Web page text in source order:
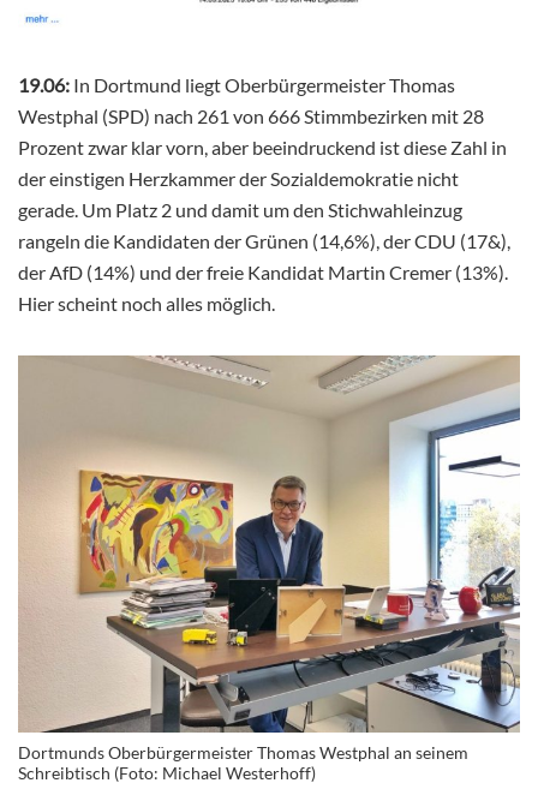
19.06: In Dortmund liegt Oberbürgermeister Thomas
Westphal (SPD) nach 261 von 666 Stimmbezirken mit 28
Prozent zwar klar vorn, aber beeindruckend ist diese Zahl in
der einstigen Herzkammer der Sozialdemokratie nicht
gerade. Um Platz 2 und damit um den Stichwahleinzug
rangeln die Kandidaten der Grünen (14,6%), der CDU (17&),
der AfD (14%) und der freie Kandidat Martin Cremer (13%).
Hier scheint noch alles möglich.
Dortmunds Oberbürgermeister Thomas Westphal an seinem
Schreibtisch (Foto: Michael Westerhoff)